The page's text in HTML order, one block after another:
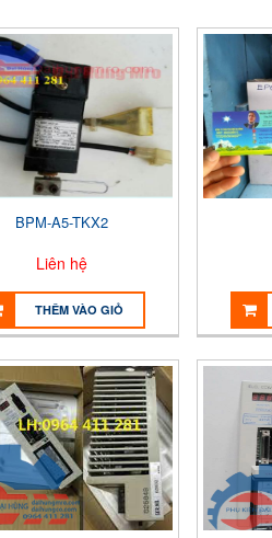
BPM-A5-TKX2
Liên hệ
THÊM VÀO GIỎ